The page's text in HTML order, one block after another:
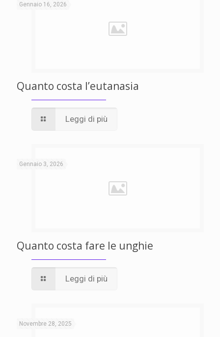
Gennaio 16, 2026
Quanto costa l’eutanasia
Leggi di più
Gennaio 3, 2026
Quanto costa fare le unghie
Leggi di più
Novembre 28, 2025